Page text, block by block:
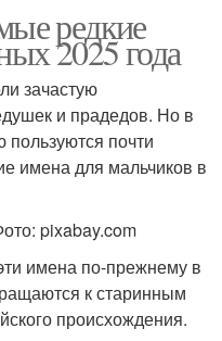
редкие
2025 года
зачастую
и прадедов. Но в
почти
имена для мальчиков в
pixabay.com
имена по-прежнему в
к старинным
происхождения.